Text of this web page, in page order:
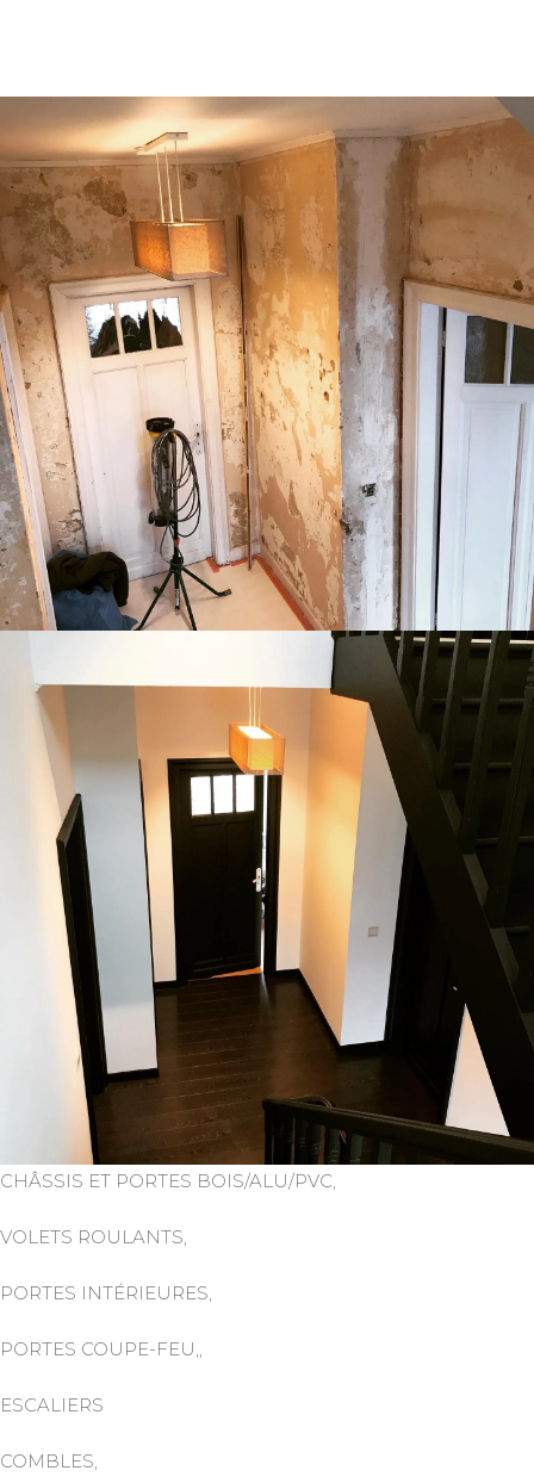
CHÂSSIS ET PORTES BOIS/ALU/PVC,
VOLETS ROULANTS,
PORTES INTÉRIEURES,
PORTES COUPE-FEU,,
ESCALIERS
COMBLES,